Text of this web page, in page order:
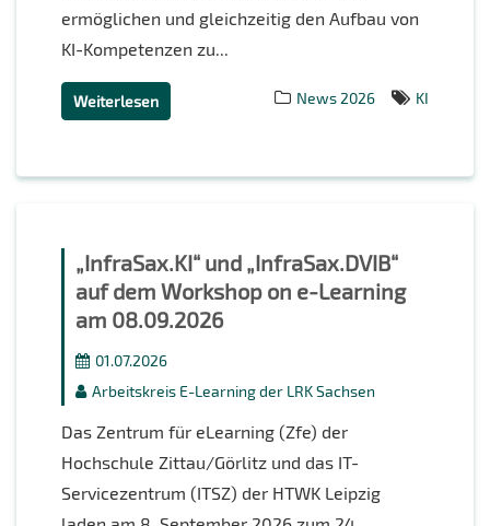
ermöglichen und gleichzeitig den Aufbau von
KI-Kompetenzen zu...
News 2026 KI
Weiterlesen
„InfraSax.KI“ und „InfraSax.DVIB“
auf dem Workshop on e-Learning
am 08.09.2026
01.07.2026
Arbeitskreis E-Learning der LRK Sachsen
Das Zentrum für eLearning (Zfe) der
Hochschule Zittau/Görlitz und das IT-
Servicezentrum (ITSZ) der HTWK Leipzig